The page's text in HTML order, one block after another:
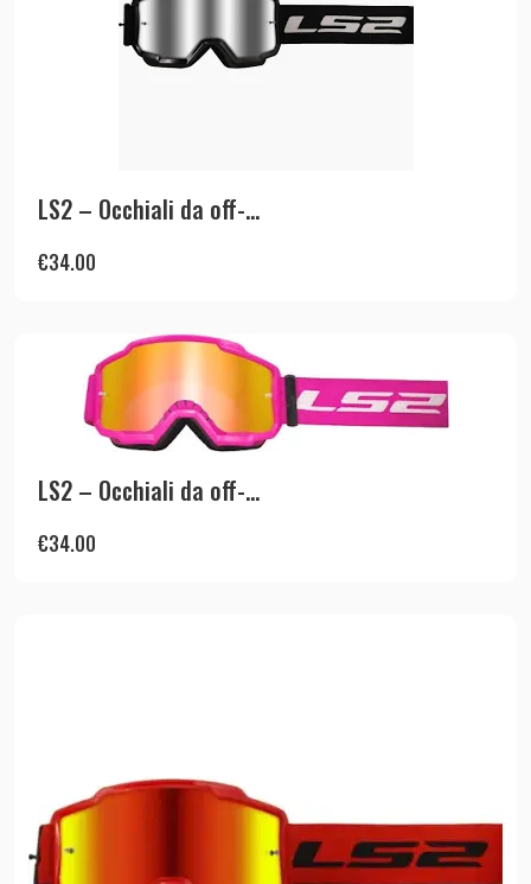
LS2 – Occhiali da off-...
€34.00
LS2 – Occhiali da off-...
€34.00